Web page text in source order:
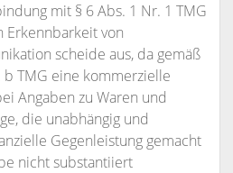
mit § 6 Abs. 1 Nr. 1 TMG
von
scheide aus, da gemäß
b TMG eine kommerzielle
Angaben zu Waren und
die unabhängig und
Gegenleistung gemacht
nicht substantiiert